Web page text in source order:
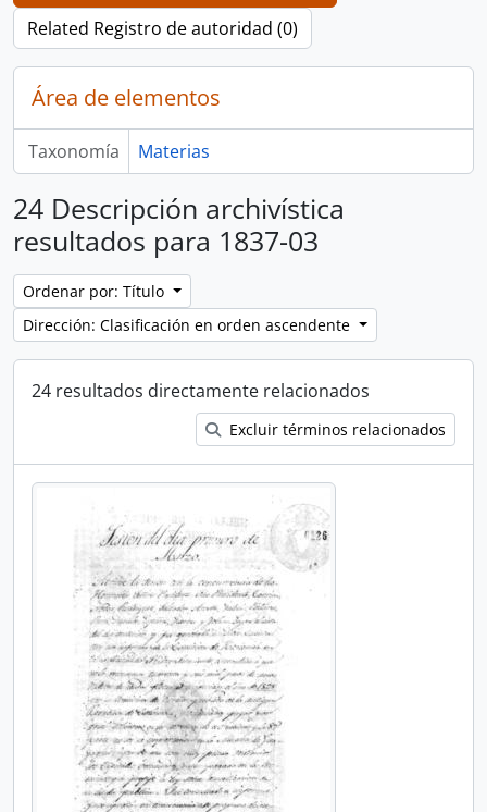
Related Registro de autoridad (0)
Área de elementos
Taxonomía Materias
24 Descripción archivística
resultados para 1837-03
Ordenar por: Título
Dirección: Clasificación en orden ascendente
24 resultados directamente relacionados
Excluir términos relacionados